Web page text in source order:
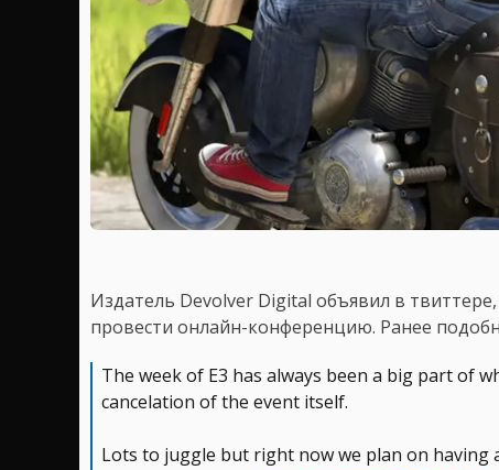
Издатель Devolver Digital объявил в
провести онлайн-конференцию. Ранее
The week of E3 has always been a big part of
cancelation of the event itself.
Lots to juggle but right now we plan on having